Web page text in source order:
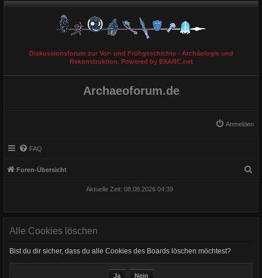
Diskussionsforum zur Vor- und Frühgeschichte - Archäologie und
Rekonstruktion. Powered by EXARC.net
Archaeoforum.de
Anmelden
FAQ
Foren-Übersicht
Aktuelle Zeit: 08.08.2026 04:39
Alle Cookies löschen
Bist du dir sicher, dass du alle Cookies des Boards löschen möchtest?